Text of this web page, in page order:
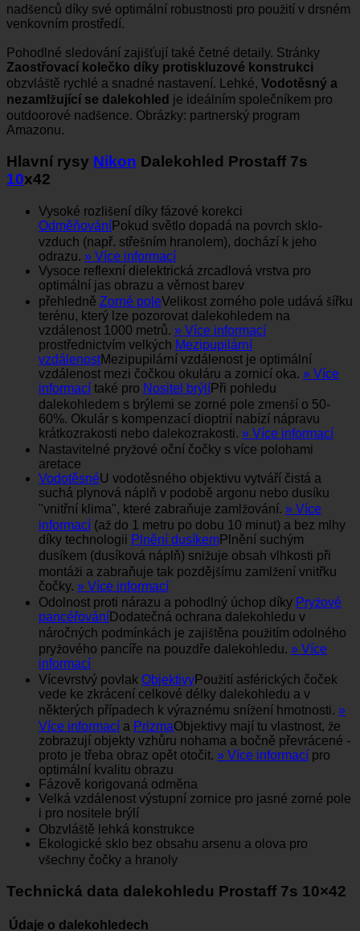
nadšenců díky své optimální robustnosti pro použití v drsném
venkovním prostředí.
Pohodlné sledování zajišťují také četné detaily. Stránky
Zaostřovací kolečko díky protiskluzové konstrukci
obzvláště rychlé a snadné nastavení. Lehké, Vodotěsný a
nezamlžující se dalekohled je ideálním společníkem pro
outdoorové nadšence. Obrázky: partnerský program
Amazonu.
Hlavní rysy Nikon Dalekohled Prostaff 7s
10x42
Vysoké rozlišení díky fázové korekci
OdměňováníPokud světlo dopadá na povrch sklo-
vzduch (např. střešním hranolem), dochází k jeho
odrazu. » Více informací
Vysoce reflexní dielektrická zrcadlová vrstva pro
optimální jas obrazu a věrnost barev
přehledně Zorné poleVelikost zorného pole udává šířku
terénu, který lze pozorovat dalekohledem na
vzdálenost 1000 metrů. » Více informací
prostřednictvím velkých Mezipupilární
vzdálenostMezipupilární vzdálenost je optimální
vzdálenost mezi čočkou okuláru a zornicí oka. » Více
informací také pro Nositel brýlíPři pohledu
dalekohledem s brýlemi se zorné pole zmenší o 50-
60%. Okulár s kompenzací dioptrií nabízí nápravu
krátkozrakosti nebo dalekozrakosti. » Více informací
Nastavitelné pryžové oční čočky s více polohami
aretace
VodotěsnéU vodotěsného objektivu vytváří čistá a
suchá plynová náplň v podobě argonu nebo dusíku
"vnitřní klima", které zabraňuje zamlžování. » Více
informací (až do 1 metru po dobu 10 minut) a bez mlhy
díky technologii Plnění dusíkemPlnění suchým
dusíkem (dusíková náplň) snižuje obsah vlhkosti při
montáži a zabraňuje tak pozdějšímu zamlžení vnitřku
čočky. » Více informací
Odolnost proti nárazu a pohodlný úchop díky Pryžové
pancéřováníDodatečná ochrana dalekohledu v
náročných podmínkách je zajištěna použitím odolného
pryžového pancíře na pouzdře dalekohledu. » Více
informací
Vícevrstvý povlak ObjektivyPoužití asférických čoček
vede ke zkrácení celkové délky dalekohledu a v
některých případech k výraznému snížení hmotnosti. »
Více informací a PrizmaObjektivy mají tu vlastnost, že
zobrazují objekty vzhůru nohama a bočně převrácené -
proto je třeba obraz opět otočit. » Více informací pro
optimální kvalitu obrazu
Fázově korigovaná odměna
Velká vzdálenost výstupní zornice pro jasné zorné pole
i pro nositele brýlí
Obzvláště lehká konstrukce
Ekologické sklo bez obsahu arsenu a olova pro
všechny čočky a hranoly
Technická data dalekohledu Prostaff 7s 10×42
Údaje o dalekohledech